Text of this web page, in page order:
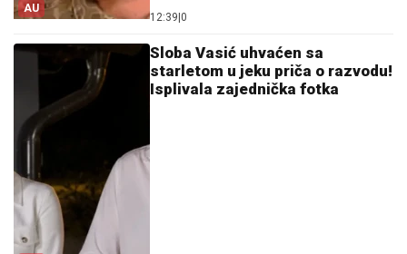
AU
12:39|0
Sloba Vasić uhvaćen sa
starletom u jeku priča o razvodu!
Isplivala zajednička fotka